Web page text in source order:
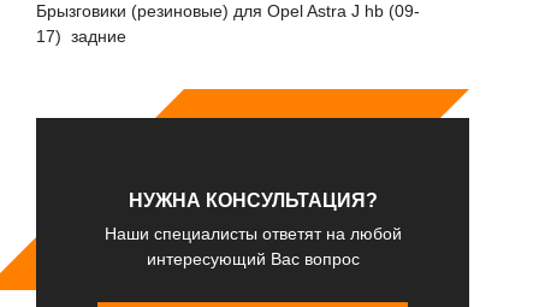
Брызговики (резиновые) для Opel Astra J hb (09-
17) задние
НУЖНА КОНСУЛЬТАЦИЯ?
Наши специалисты ответят на любой
интересующий Вас вопрос